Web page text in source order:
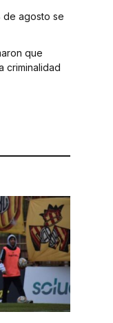
de agosto se
que
criminalidad